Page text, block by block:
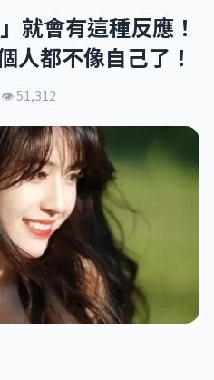
就會有這種反應！
人都不像自己了！
👁 51,312